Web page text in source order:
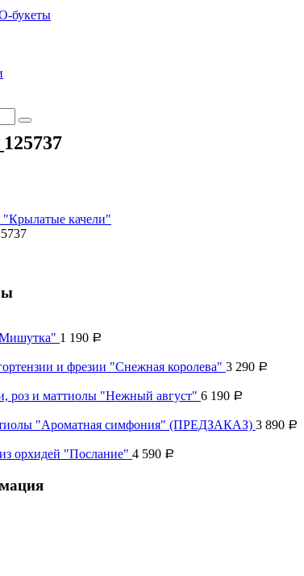
качели"
1 190 Р
и фрезии "Снежная королева" 3 290 Р
роз и маттиолы "Нежный август" 6 190 Р
"Ароматная симфония" (ПРЕДЗАКАЗ) 3 890 Р
орхидей "Послание" 4 590 Р